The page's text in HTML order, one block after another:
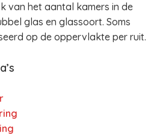
van het aantal kamers in de
glas en glassoort. Soms
op de oppervlakte per ruit.